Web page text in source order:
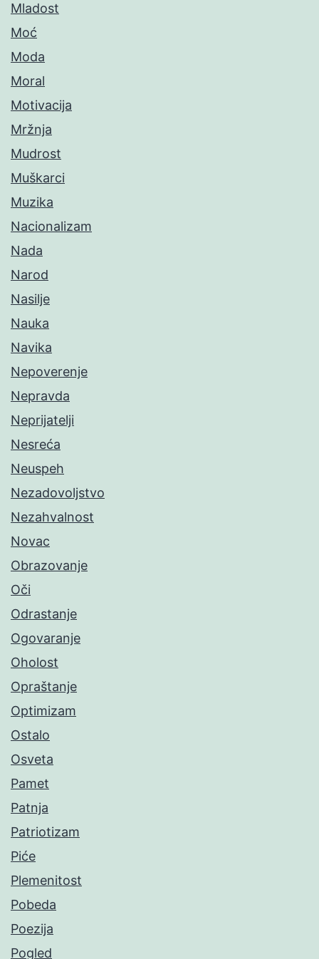
Mladost
Moć
Moda
Moral
Motivacija
Mržnja
Mudrost
Muškarci
Muzika
Nacionalizam
Nada
Narod
Nasilje
Nauka
Navika
Nepoverenje
Nepravda
Neprijatelji
Nesreća
Neuspeh
Nezadovoljstvo
Nezahvalnost
Novac
Obrazovanje
Oči
Odrastanje
Ogovaranje
Oholost
Opraštanje
Optimizam
Ostalo
Osveta
Pamet
Patnja
Patriotizam
Piće
Plemenitost
Pobeda
Poezija
Pogled